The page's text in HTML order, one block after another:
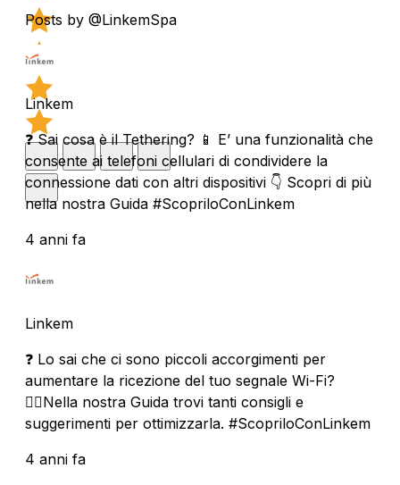
Posts by @LinkemSpa
Linkem
❓ Sai cosa è il Tethering? 📱 E’ una funzionalità che
consente ai telefoni cellulari di condividere la
connessione dati con altri dispositivi 👇 Scopri di più
nella nostra Guida #ScopriloConLinkem
4 anni fa
Linkem
❓ Lo sai che ci sono piccoli accorgimenti per
aumentare la ricezione del tuo segnale Wi-Fi?
🏃‍♀️Nella nostra Guida trovi tanti consigli e
suggerimenti per ottimizzarla. #ScopriloConLinkem
4 anni fa